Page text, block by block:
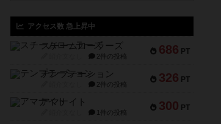
アクセス数 急上昇中
686 PT
スチームローラーズ
2件の投稿
326 PT
テンプテーション
2件の投稿
300 PT
アマナイト
1件の投稿